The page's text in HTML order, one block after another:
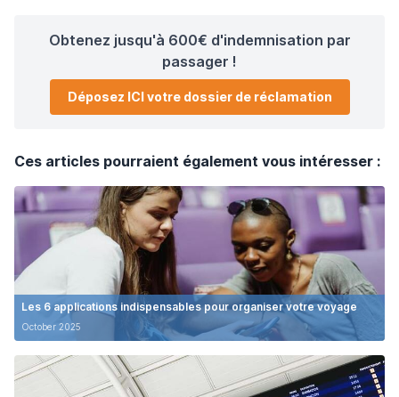
Obtenez jusqu'à 600€ d'indemnisation par
passager !
Déposez ICI votre dossier de réclamation
Ces articles pourraient également vous intéresser :
Les 6 applications indispensables pour organiser votre voyage
October 2025